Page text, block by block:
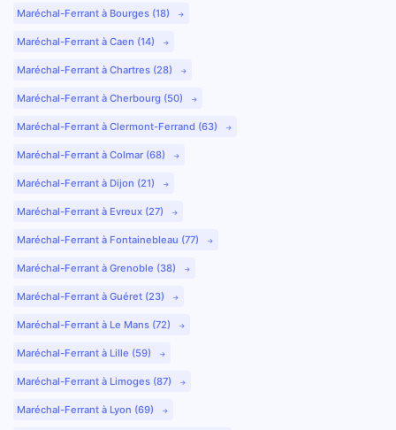
Maréchal-Ferrant à Bourges (18)
Maréchal-Ferrant à Caen (14)
Maréchal-Ferrant à Chartres (28)
Maréchal-Ferrant à Cherbourg (50)
Maréchal-Ferrant à Clermont-Ferrand (63)
Maréchal-Ferrant à Colmar (68)
Maréchal-Ferrant à Dijon (21)
Maréchal-Ferrant à Evreux (27)
Maréchal-Ferrant à Fontainebleau (77)
Maréchal-Ferrant à Grenoble (38)
Maréchal-Ferrant à Guéret (23)
Maréchal-Ferrant à Le Mans (72)
Maréchal-Ferrant à Lille (59)
Maréchal-Ferrant à Limoges (87)
Maréchal-Ferrant à Lyon (69)